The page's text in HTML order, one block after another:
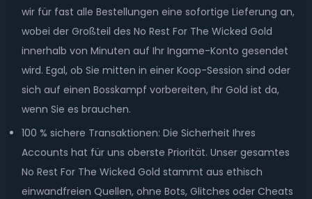
wir für fast alle Bestellungen eine sofortige Lieferung an,
wobei der Großteil des No Rest For The Wicked Gold
innerhalb von Minuten auf Ihr Ingame-Konto gesendet
wird. Egal, ob Sie mitten in einer Koop-Session sind oder
sich auf einen Bosskampf vorbereiten, Ihr Gold ist da,
wenn Sie es brauchen.
100 % sichere Transaktionen: Die Sicherheit Ihres
Accounts hat für uns oberste Priorität. Unser gesamtes
No Rest For The Wicked Gold stammt aus ethisch
einwandfreien Quellen, ohne Bots, Glitches oder Cheats